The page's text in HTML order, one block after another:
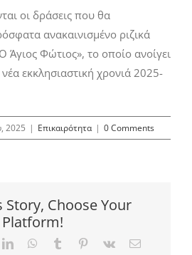
οι δράσεις που θα
ανακαινισμένο ριζικά
Άγιος Φώτιος», το οποίο ανοίγει
εκκλησιαστική χρονιά 2025-
2025 | Επικαιρότητα | 0 Comments
Story, Choose Your
Platform!
LinkedInWhatsApp
Tumblr Pinterest
Vk Email